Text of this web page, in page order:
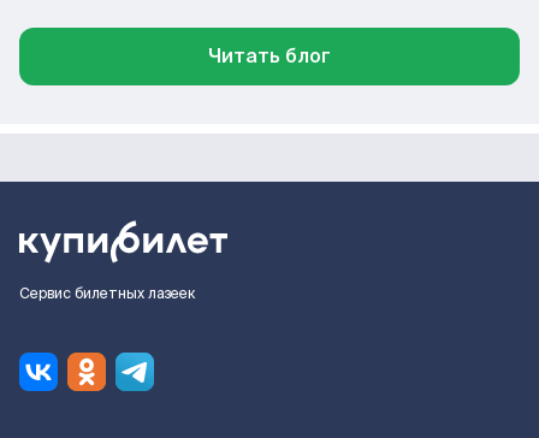
Читать блог
Сервис билетных лазеек